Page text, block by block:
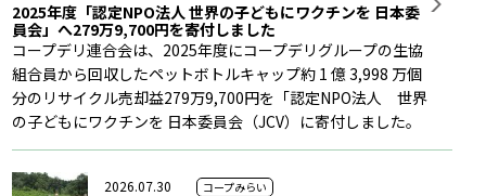
2025年度「認定NPO法人 世界の子どもにワクチンを 日本委
員会」へ279万9,700円を寄付しました
コープデリ連合会は、2025年度にコープデリグループの生協
組合員から回収したペットボトルキャップ約 1 億 3,998 万個
分のリサイクル売却益279万9,700円を「認定NPO法人 世界
の子どもにワクチンを 日本委員会（JCV）に寄付しました。
2026.07.30 コープみらい